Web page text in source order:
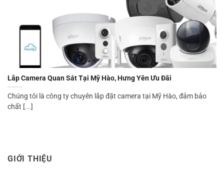
Lắp Camera Quan Sát Tại Mỹ Hào, Hưng Yên Ưu Đãi
Chúng tôi là công ty chuyên lắp đặt camera tại Mỹ Hào, đảm bảo
chất [...]
GIỚI THIỆU